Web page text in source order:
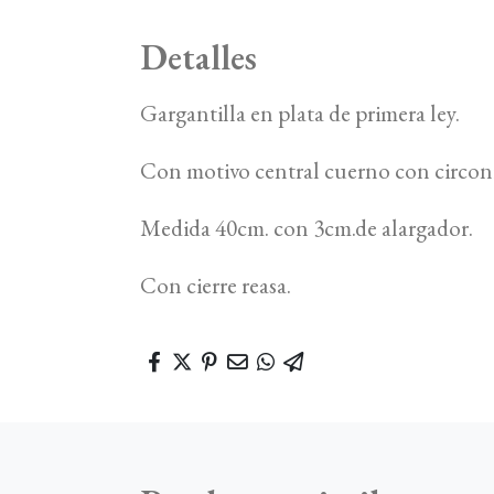
Detalles
Gargantilla en plata de primera ley.
Con motivo central cuerno con
Medida 40cm. con 3cm.de alargador.
Con cierre reasa.